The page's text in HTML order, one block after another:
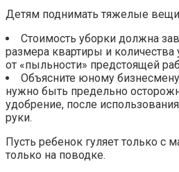
Детям поднимать тяжелые вещи
Стоимость уборки должна
размера квартиры и
от «пыльности» предстоящей
Объясните юному
нужно быть предельно
удобрение, после
руки.
Пусть ребенок гуляет только с
только на поводке.